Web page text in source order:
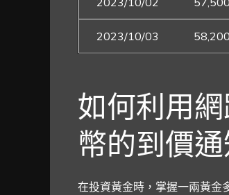
2023/10/03 58,200
如何利用
幣的到價通
在投資黃金時，掌握一兩黃金